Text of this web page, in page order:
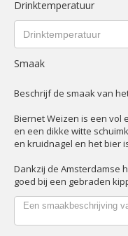
Drinktemperatuur
Smaak
Beschrijf de smaak van
Biernet Weizen is een vol
en een dikke witte
en kruidnagel en het bier
Dankzij de Amsterdamse
goed bij een gebraden